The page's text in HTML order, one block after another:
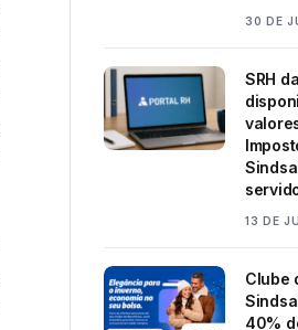
30 DE
SRH
13 DE
Clube
40%